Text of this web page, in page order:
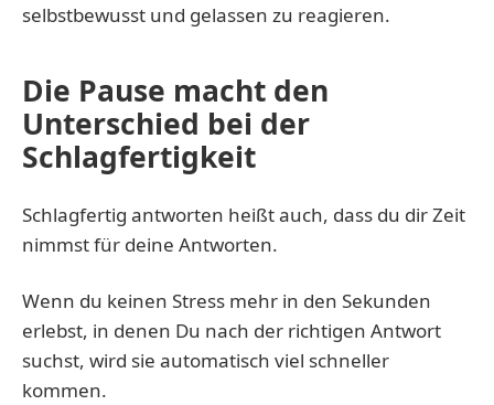
selbstbewusst und gelassen zu reagieren.
Die Pause macht den
Unterschied bei der
Schlagfertigkeit
Schlagfertig antworten heißt auch, dass du dir Zeit
nimmst für deine Antworten.
Wenn du keinen Stress mehr in den Sekunden
erlebst, in denen Du nach der richtigen Antwort
suchst, wird sie automatisch viel schneller
kommen.